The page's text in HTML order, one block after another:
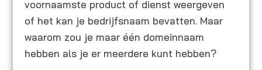
voornaamste product of dienst weergeven
of het kan je bedrijfsnaam bevatten. Maar
waarom zou je maar één domeinnaam
hebben als je er meerdere kunt hebben?